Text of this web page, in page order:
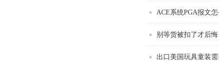
ACE系统PGA报文
别等货被扣了才后
出口美国玩具童装